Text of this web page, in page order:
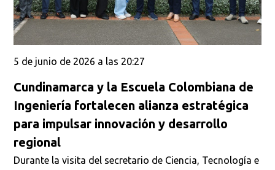
5 de junio de 2026 a las 20:27
Cundinamarca y la Escuela Colombiana de
Ingeniería fortalecen alianza estratégica
para impulsar innovación y desarrollo
regional
Durante la visita del secretario de Ciencia, Tecnología e